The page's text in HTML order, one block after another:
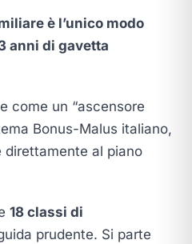
è l’unico modo
anni di gavetta
come un “ascensore
Bonus-Malus italiano,
al piano
18 classi di
prudente. Si parte